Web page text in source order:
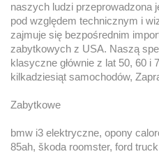
naszych ludzi przeprowadzona
pod względem technicznym i
zajmuje się bezpośrednim
zabytkowych z USA. Naszą
klasyczne głównie z lat 50, 60 i
kilkadziesiąt samochodów,
Zabytkowe
bmw i3 elektryczne, opony
85ah, škoda roomster, ford